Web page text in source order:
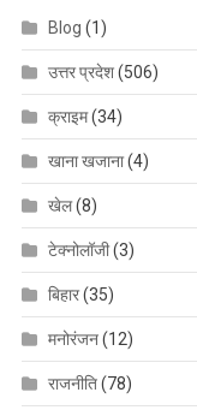
Blog (1)
उत्तर प्रदेश(506)
क्राइम(34)
खाना खजाना(4)
खेल(8)
टेक्नोलॉजी(3)
बिहार(35)
मनोरंजन(12)
राजनीति(78)